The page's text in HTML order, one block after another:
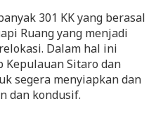
301 KK yang berasal
Ruang yang menjadi
Dalam hal ini
Kepulauan Sitaro dan
segera menyiapkan dan
dan kondusif.